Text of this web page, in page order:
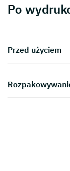
Po
Przed użyciem